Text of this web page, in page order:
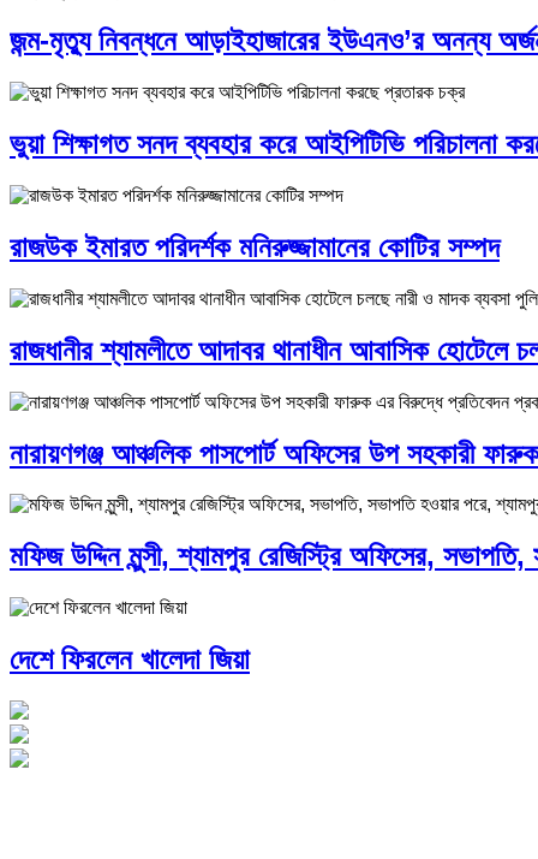
জন্ম-মৃত্যু নিবন্ধনে আড়াইহাজারের ইউএনও’র অনন্য
ভুয়া শিক্ষাগত সনদ ব্যবহার করে আইপিটিভি পরিচালনা
রাজউক ইমারত পরিদর্শক মনিরুজ্জামানের কোটির সম্পদ
রাজধানীর শ্যামলীতে আদাবর থানাধীন আবাসিক হোটেলে
নারায়ণগঞ্জ আঞ্চলিক পাসপোর্ট অফিসের উপ সহকারী
মফিজ উদ্দিন মুন্সী, শ্যামপুর রেজিস্ট্রি অফিসের,
দেশে ফিরলেন খালেদা জিয়া